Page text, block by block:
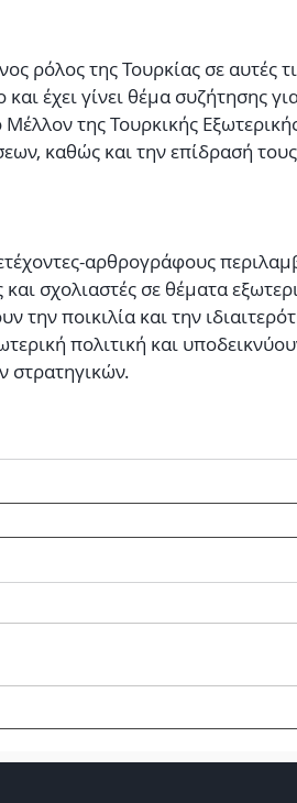
ρόλος της Τουρκίας σε αυτές
και έχει γίνει θέμα συζήτησης
της Τουρκικής
καθώς και την επίδρασή
αρθρογράφους
σχολιαστές σε θέματα
την ποικιλία και την
πολιτική και
στρατηγικών.